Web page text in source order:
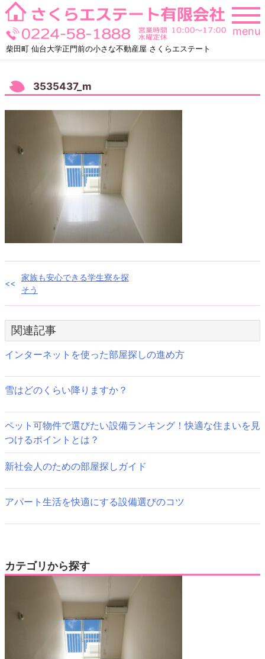
Skip
to
content
柴田町 仙台大学正門前の小さな不動産屋 さくらエステート
menu
3535437_m
投
稿
ナ
ビ
ー
シ
ョ
ン
家族も安心できる学生寮を探
そう
関連記事
インターネットを使った部屋探しの進め方
雪はどのくらい降りますか？
ペット可物件で選びたい設備ランキング！快適な住まいを見
つけるポイントとは？
新社会人のための部屋探しガイド
アパート生活を快適にする設備選びのコツ
カテゴリから探す